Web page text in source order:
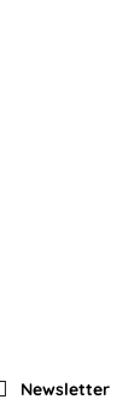
Newsletter